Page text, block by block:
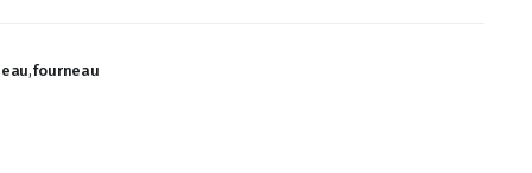
,fourneau